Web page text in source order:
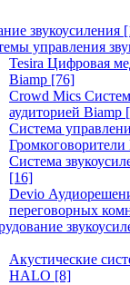
звукоусиления
управления
Tesira Цифровая
Biamp [76]
Crowd Mics
аудиторией Biamp
Система
Громкоговорители
Система
[16]
Devio
переговорных
Акустические
HALO [8]